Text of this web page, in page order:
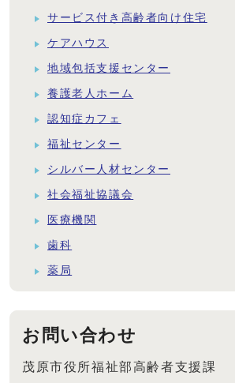
サービス付き高齢者向け住宅
ケアハウス
地域包括支援センター
養護老人ホーム
認知症カフェ
福祉センター
シルバー人材センター
社会福祉協議会
医療機関
歯科
薬局
お問い合わせ
茂原市役所福祉部高齢者支援課